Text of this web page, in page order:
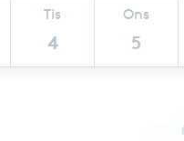
Tis
4
Ons
5